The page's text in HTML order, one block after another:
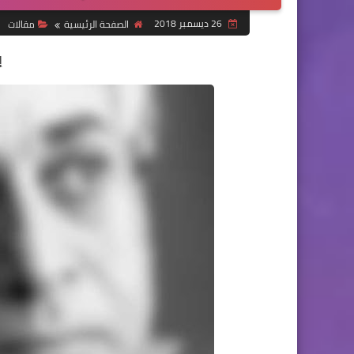
26 ديسمبر 2018 الصفحة الرئيسية مقالات